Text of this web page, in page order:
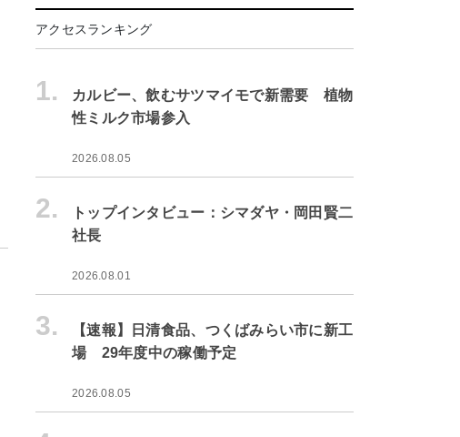
アクセスランキング
1.
カルビー、飲むサツマイモで新需要 植物
性ミルク市場参入
2026.08.05
2.
トップインタビュー：シマダヤ・岡田賢二
社長
2026.08.01
3.
【速報】日清食品、つくばみらい市に新工
場 29年度中の稼働予定
2026.08.05